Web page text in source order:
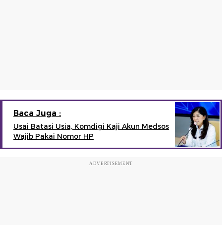
Baca Juga :
Usai Batasi Usia, Komdigi Kaji Akun Medsos
Wajib Pakai Nomor HP
ADVERTISEMENT